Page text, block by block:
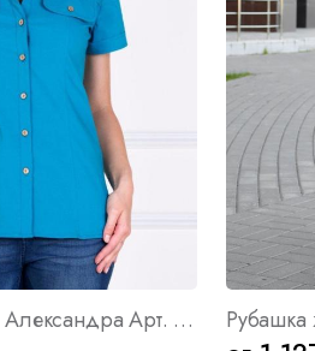
Рубашка женская Александра Арт. 1994